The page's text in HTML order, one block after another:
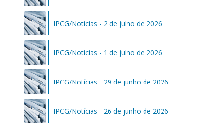
IPCG/Notícias - 2 de julho de 2026
IPCG/Notícias - 1 de julho de 2026
IPCG/Notícias - 29 de junho de 2026
IPCG/Notícias - 26 de junho de 2026